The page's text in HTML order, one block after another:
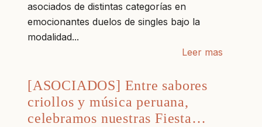
asociados de distintas categorías en
emocionantes duelos de singles bajo la
modalidad...
Leer mas
[ASOCIADOS] Entre sabores
criollos y música peruana,
celebramos nuestras Fiesta…